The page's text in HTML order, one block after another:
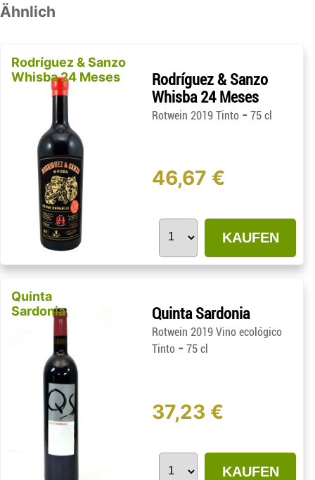
Ähnlich
Rodríguez & Sanzo
Whisba 24 Meses
Rodríguez & Sanzo
Whisba 24 Meses
Rotwein 2019 Tinto -75 cl
46,67 €
KAUFEN
Quinta
Sardonia
Quinta Sardonia
Rotwein 2019 Vino ecológico
Tinto -75 cl
37,23 €
KAUFEN